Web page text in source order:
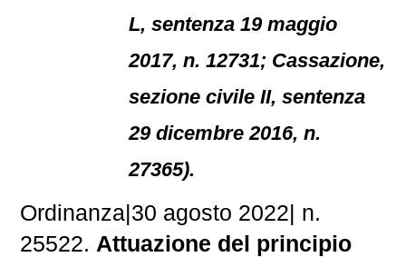
L, sentenza 19 maggio
2017, n. 12731; Cassazione,
sezione civile II, sentenza
29 dicembre 2016, n.
27365).
Ordinanza|30 agosto 2022| n.
25522. Attuazione del principio